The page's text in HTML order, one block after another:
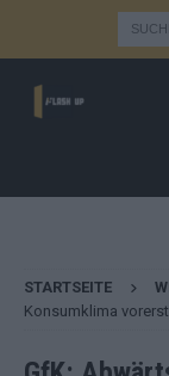
STARTSEITE
Konsumklima